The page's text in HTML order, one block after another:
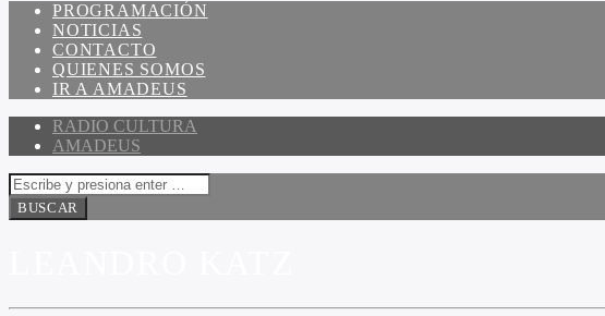
PROGRAMACIÓN
NOTICIAS
CONTACTO
QUIENES SOMOS
IR A AMADEUS
RADIO CULTURA
AMADEUS